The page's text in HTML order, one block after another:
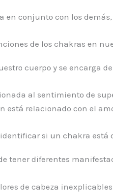
en conjunto con los
de los chakras en
cuerpo y se encarga
al sentimiento de
está relacionado con el
identificar si un chakra está
tener diferentes
de cabeza